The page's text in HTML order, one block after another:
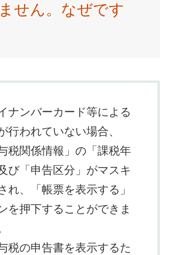
せん。なぜです
ナンバーカード等による
行われていない場合、
税関係情報」の「課税年
び「申告区分」がマスキ
れ、「帳票を表示する」
を押下することができま
税の申告書を表示するた